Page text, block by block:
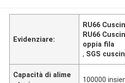
Evidenziare:
RU66
RU66
oppia fila
, SGS
Capacità di alime
100000